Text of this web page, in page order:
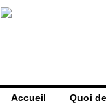
Accueil Quoi